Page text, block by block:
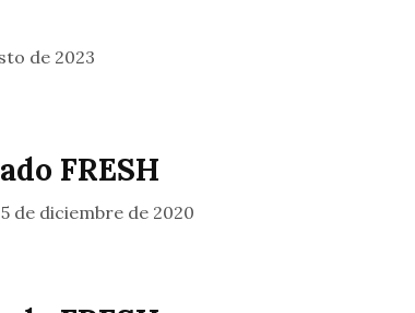
de 2023
FRESH
5 de diciembre de 2020